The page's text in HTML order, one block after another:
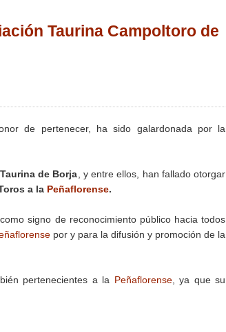
Taurina Campoltoro de
de pertenecer, ha sido galardonada por la
de Borja , y entre ellos, han fallado otorgar
a la Peñaflorense.
signo de reconocimiento público hacia todos
por y para la difusión y promoción de la
pertenecientes a la Peñaflorense, ya que su